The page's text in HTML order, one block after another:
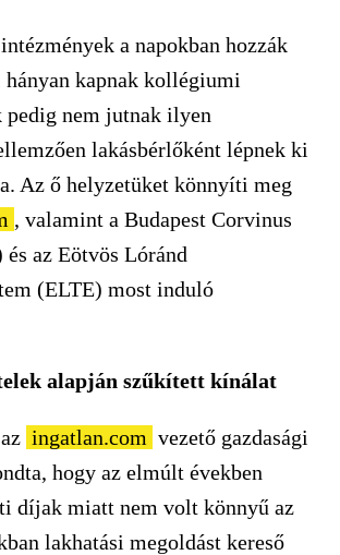
a napokban hozzák
hányan kapnak kollégiumi
nem jutnak ilyen
lakásbérlőként lépnek ki
Az ő helyzetüket könnyíti meg
, valamint a Budapest Corvinus
az Eötvös Lóránd
(ELTE) most induló
alapján szűkített kínálat
ingatlan.com vezető gazdasági
hogy az elmúlt években
díjak miatt nem volt könnyű az
lakhatási megoldást kereső